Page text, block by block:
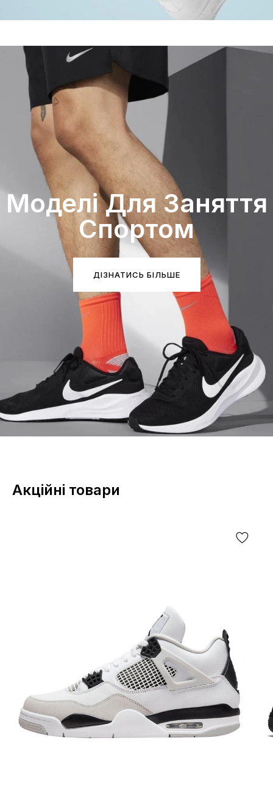
Моделі Для Заняття
Спортом
ДІЗНАТИСЬ БІЛЬШЕ
Акційні товари